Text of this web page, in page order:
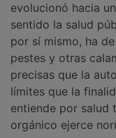
evolucionó hacia
sentido la salud
por sí mismo, ha
pestes y otras
precisas que la
límites que la
entiende por salud
orgánico ejerce